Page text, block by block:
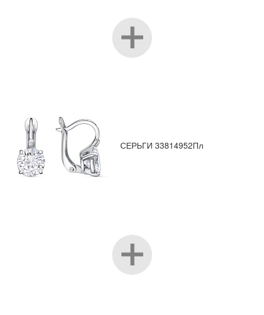
СЕРЬГИ 33814952Пл